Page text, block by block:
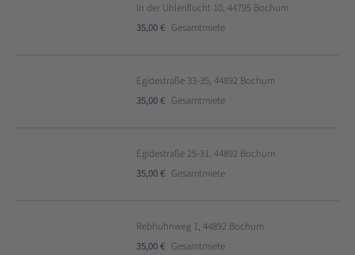
In der Uhlenflucht 10, 44795 Bochum
35,00 € Gesamtmiete
Egidestraße 33-35, 44892 Bochum
35,00 € Gesamtmiete
Egidestraße 25-31, 44892 Bochum
35,00 € Gesamtmiete
Rebhuhnweg 1, 44892 Bochum
35,00 € Gesamtmiete